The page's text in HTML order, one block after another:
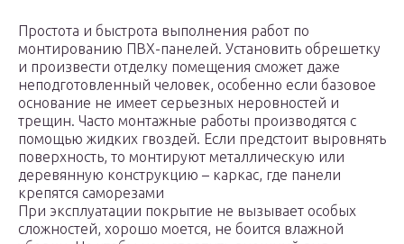
Простота и быстрота выполнения работ по
монтированию ПВХ-панелей. Установить обрешетку
и произвести отделку помещения сможет даже
неподготовленный человек, особенно если базовое
основание не имеет серьезных неровностей и
трещин. Часто монтажные работы производятся с
помощью жидких гвоздей. Если предстоит выровнять
поверхность, то монтируют металлическую или
деревянную конструкцию – каркас, где панели
крепятся саморезами
При эксплуатации покрытие не вызывает особых
сложностей, хорошо моется, не боится влажной